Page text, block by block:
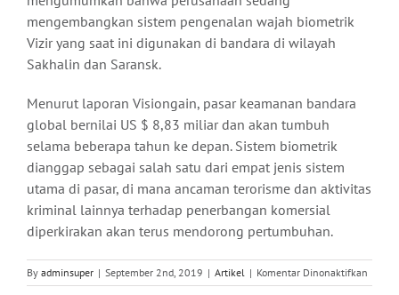
mengembangkan sistem pengenalan wajah biometrik
Vizir yang saat ini digunakan di bandara di wilayah
Sakhalin dan Saransk.
Menurut laporan Visiongain, pasar keamanan bandara
global bernilai US $ 8,83 miliar dan akan tumbuh
selama beberapa tahun ke depan. Sistem biometrik
dianggap sebagai salah satu dari empat jenis sistem
utama di pasar, di mana ancaman terorisme dan aktivitas
kriminal lainnya terhadap penerbangan komersial
diperkirakan akan terus mendorong pertumbuhan.
By adminsuper | September 2nd, 2019 | Artikel | Komentar Dinonaktifkan